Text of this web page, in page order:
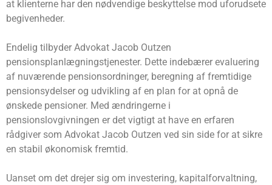
at klienterne har den nødvendige beskyttelse mod uforudsete
begivenheder.
Endelig tilbyder Advokat Jacob Outzen
pensionsplanlægningstjenester. Dette indebærer evaluering
af nuværende pensionsordninger, beregning af fremtidige
pensionsydelser og udvikling af en plan for at opnå de
ønskede pensioner. Med ændringerne i
pensionslovgivningen er det vigtigt at have en erfaren
rådgiver som Advokat Jacob Outzen ved sin side for at sikre
en stabil økonomisk fremtid.
Uanset om det drejer sig om investering, kapitalforvaltning,